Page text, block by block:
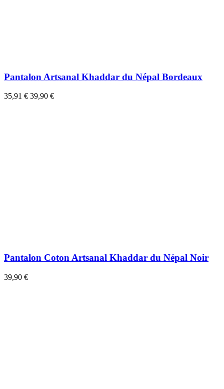
Pantalon Artsanal Khaddar du Népal Bordeaux
35,91 € 39,90 €
Pantalon Coton Artsanal Khaddar du Népal Noir
39,90 €